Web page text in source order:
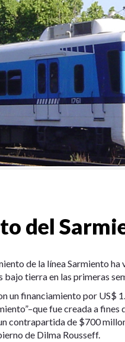
del
de la línea Sarmiento
tierra en las primeras
un financiamiento por US$
fue creada a
contrapartida de $700
de Dilma Rousseff.